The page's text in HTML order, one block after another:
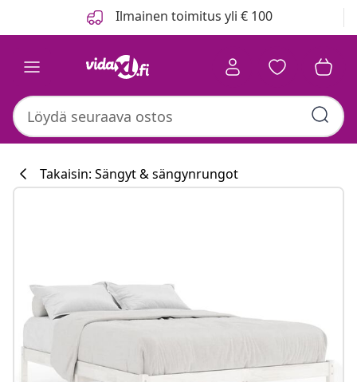
Ilmainen toimitus yli € 100
#sharemevidaxl
Takaisin: Sängyt & sängynrungot